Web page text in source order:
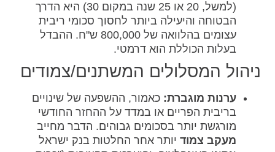
(למשל, 20 או 25 שנה במקום 30) היא הדרך
הבטוחה והיעילה ביותר לחסוך סכומי ריבית
עצומים בהלוואה של 800,000 ש"ח. ההבדל
בעלות הכוללת הוא דרמטי.
ניהול המסלולים המשתנים/צמודים
ערנות מוגברת: כאמור, ההשפעה של שינויים
בריבית הפריים או במדד על ההחזר החודשי
מורגשת יותר בסכומים גבוהים. הדבר מחייב
מעקב צמודיותר אחר החלטות בנק ישראל